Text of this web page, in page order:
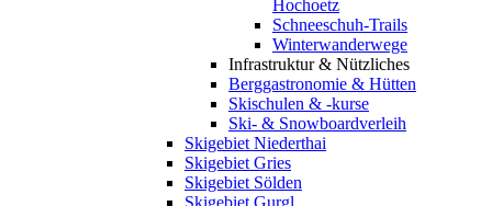
Hochoetz
Schneeschuh-Trails
Winterwanderwege
Infrastruktur & Nützliches
Berggastronomie & Hütten
Skischulen & -kurse
Ski- & Snowboardverleih
Skigebiet Niederthai
Skigebiet Gries
Skigebiet Sölden
Skigebiet Gurgl